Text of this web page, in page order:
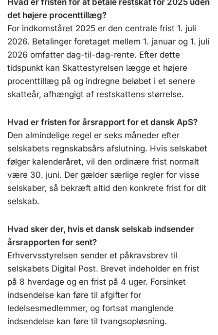
Hvad er fristen for at betale restskat for 2025 uden
det højere procenttillæg?
For indkomståret 2025 er den centrale frist 1. juli
2026. Betalinger foretaget mellem 1. januar og 1. juli
2026 omfatter dag-til-dag-rente. Efter dette
tidspunkt kan Skattestyrelsen lægge et højere
procenttillæg på og indregne beløbet i et senere
skatteår, afhængigt af restskattens størrelse.
Hvad er fristen for årsrapport for et dansk ApS?
Den almindelige regel er seks måneder efter
selskabets regnskabsårs afslutning. Hvis selskabet
følger kalenderåret, vil den ordinære frist normalt
være 30. juni. Der gælder særlige regler for visse
selskaber, så bekræft altid den konkrete frist for dit
selskab.
Hvad sker der, hvis et dansk selskab indsender
årsrapporten for sent?
Erhvervsstyrelsen sender et påkravsbrev til
selskabets Digital Post. Brevet indeholder en frist
på 8 hverdage og en frist på 4 uger. Forsinket
indsendelse kan føre til afgifter for
ledelsesmedlemmer, og fortsat manglende
indsendelse kan føre til tvangsopløsning.